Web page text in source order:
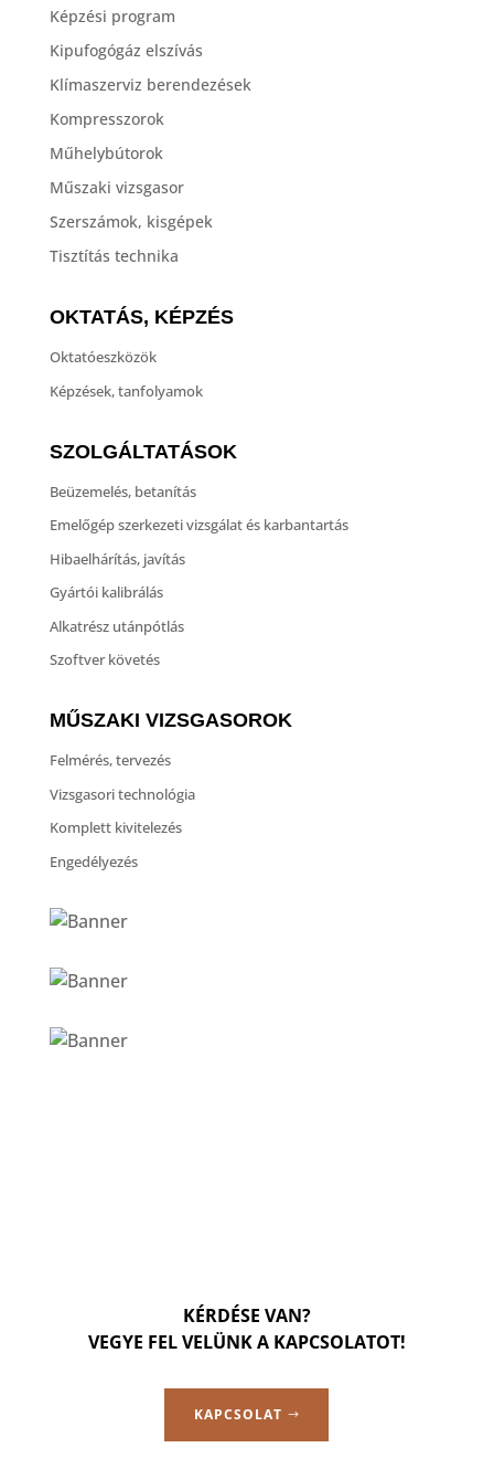
Képzési program
Kipufogógáz elszívás
Klímaszerviz berendezések
Kompresszorok
Műhelybútorok
Műszaki vizsgasor
Szerszámok, kisgépek
Tisztítás technika
OKTATÁS, KÉPZÉS
Oktatóeszközök
Képzések, tanfolyamok
SZOLGÁLTATÁSOK
Beüzemelés, betanítás
Emelőgép szerkezeti vizsgálat és karbantartás
Hibaelhárítás, javítás
Gyártói kalibrálás
Alkatrész utánpótlás
Szoftver követés
MŰSZAKI VIZSGASOROK
Felmérés, tervezés
Vizsgasori technológia
Komplett kivitelezés
Engedélyezés
KÉRDÉSE VAN?
VEGYE FEL VELÜNK A KAPCSOLATOT!
KAPCSOLAT